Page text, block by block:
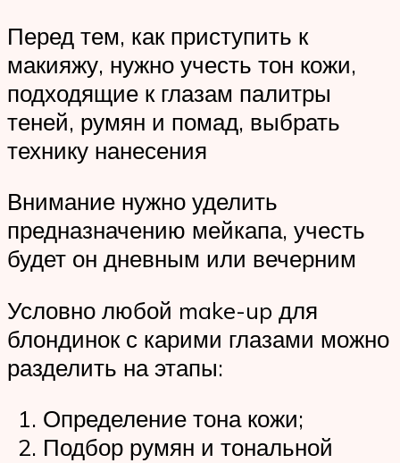
Перед тем, как приступить к
макияжу, нужно учесть тон кожи,
подходящие к глазам палитры
теней, румян и помад, выбрать
технику нанесения
Внимание нужно уделить
предназначению мейкапа, учесть
будет он дневным или вечерним
Условно любой make-up для
блондинок с карими глазами можно
разделить на этапы:
Определение тона кожи;
Подбор румян и тональной